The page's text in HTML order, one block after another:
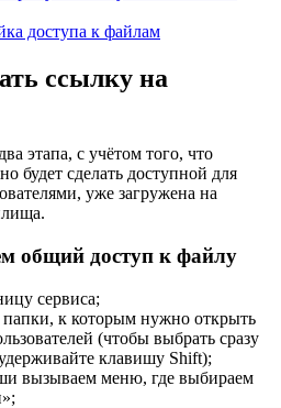
доступа к файлам
ссылку на
этапа, с учётом того, что
будет сделать доступной для
уже загружена на
общий доступ к файлу
сервиса;
к которым нужно открыть
(чтобы выбрать сразу
клавишу Shift);
вызываем меню, где выбираем